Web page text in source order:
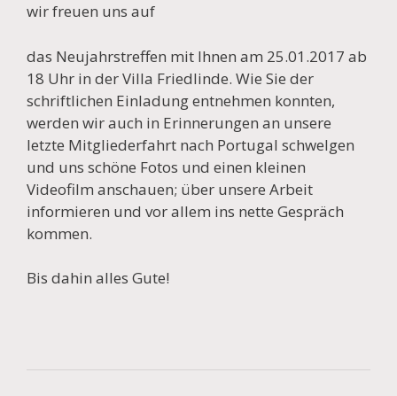
wir freuen uns auf
das Neujahrstreffen mit Ihnen am 25.01.2017 ab
18 Uhr in der Villa Friedlinde. Wie Sie der
schriftlichen Einladung entnehmen konnten,
werden wir auch in Erinnerungen an unsere
letzte Mitgliederfahrt nach Portugal schwelgen
und uns schöne Fotos und einen kleinen
Videofilm anschauen; über unsere Arbeit
informieren und vor allem ins nette Gespräch
kommen.
Bis dahin alles Gute!